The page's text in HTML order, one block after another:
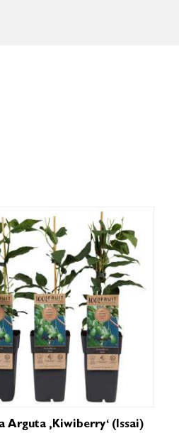
Arguta ‚Kiwiberry‘ (Issai)